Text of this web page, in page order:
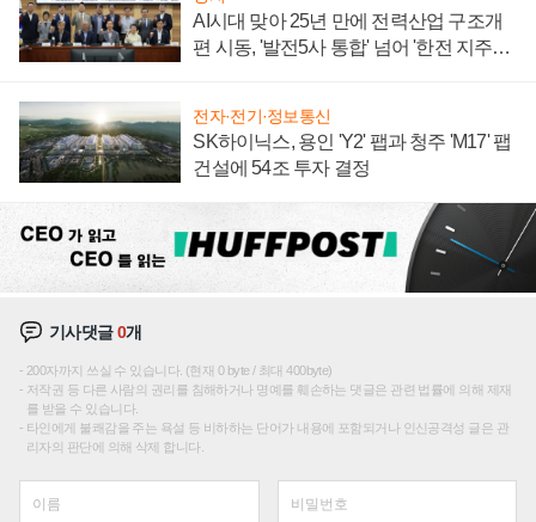
AI시대 맞아 25년 만에 전력산업 구조개
편 시동, '발전5사 통합' 넘어 '한전 지주사'
전자·전기·정보통신
SK하이닉스, 용인 'Y2' 팹과 청주 'M17' 팹
건설에 54조 투자 결정
기사댓글0개
200자까지 쓰실 수 있습니다. (현재 0 byte / 최대 400byte)
저작권 등 다른 사람의 권리를 침해하거나 명예를 훼손하는 댓글은 관련 법률에 의해 제재
를 받을 수 있습니다.
타인에게 불쾌감을 주는 욕설 등 비하하는 단어가 내용에 포함되거나 인신공격성 글은 관
리자의 판단에 의해 삭제 합니다.